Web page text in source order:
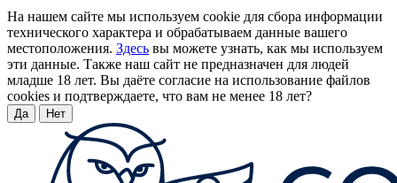
На нашем сайте мы используем cookie для сбора информации
технического характера и обрабатываем данные вашего
местоположения. Здесь вы можете узнать, как мы используем
эти данные. Также наш сайт не предназначен для людей
младше 18 лет. Вы даёте согласие на использование файлов
cookies и подтверждаете, что вам не менее 18 лет?
Да Нет